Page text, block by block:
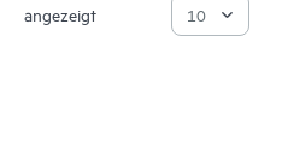
angezeigt